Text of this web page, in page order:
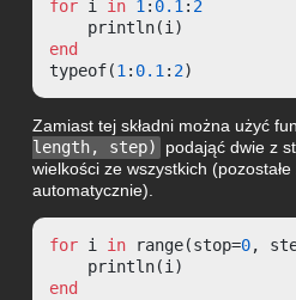
for i in 1 : 0.1 : 2
end
typeof(1 : 0.1 : 2)
Zamiast tej składni można użyć
length, step)
podająć dwie z
wielkości ze wszystkich
automatycznie).
for i in range(stop=0,
end